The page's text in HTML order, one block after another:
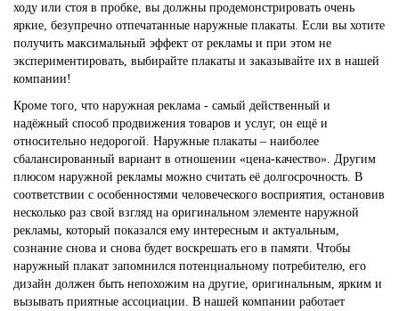
ходу или стоя в пробке, вы должны продемонстрировать очень
яркие, безупречно отпечатанные наружные плакаты. Если вы хотите
получить максимальный эффект от рекламы и при этом не
экспериментировать, выбирайте плакаты и заказывайте их в нашей
компании!
Кроме того, что наружная реклама - самый действенный и
надёжный способ продвижения товаров и услуг, он ещё и
относительно недорогой. Наружные плакаты – наиболее
сбалансированный вариант в отношении «цена-качество». Другим
плюсом наружной рекламы можно считать её долгосрочность. В
соответствии с особенностями человеческого восприятия, остановив
несколько раз свой взгляд на оригинальном элементе наружной
рекламы, который показался ему интересным и актуальным,
сознание снова и снова будет воскрешать его в памяти. Чтобы
наружный плакат запомнился потенциальному потребителю, его
дизайн должен быть непохожим на другие, оригинальным, ярким и
вызывать приятные ассоциации. В нашей компании работает